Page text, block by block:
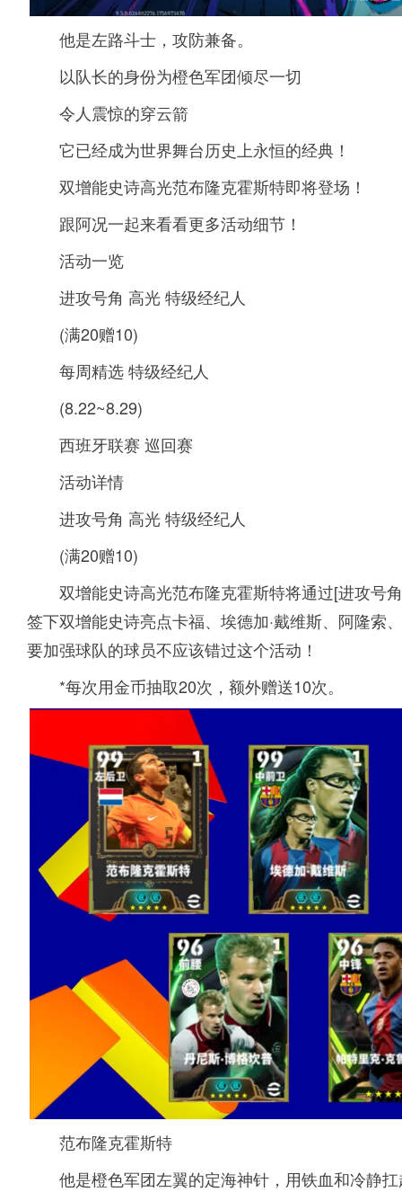
他是左路斗士，攻防兼备。
以队长的身份为橙色军团倾尽一切
令人震惊的穿云箭
它已经成为世界舞台历史上永恒的经典！
双增能史诗高光范布隆克霍斯特即将登场！
跟阿况一起来看看更多活动细节！
活动一览
进攻号角 高光 特级经纪人
(满20赠10)
每周精选 特级经纪人
(8.22~8.29)
西班牙联赛 巡回赛
活动详情
进攻号角 高光 特级经纪人
(满20赠10)
双增能史诗高光范布隆克霍斯特将通过[进攻号
签下双增能史诗亮点卡福、埃德加·戴维斯、阿隆索
要加强球队的球员不应该错过这个活动！
*每次用金币抽取20次，额外赠送10次。
范布隆克霍斯特
他是橙色军团左翼的定海神针，用铁血和冷静